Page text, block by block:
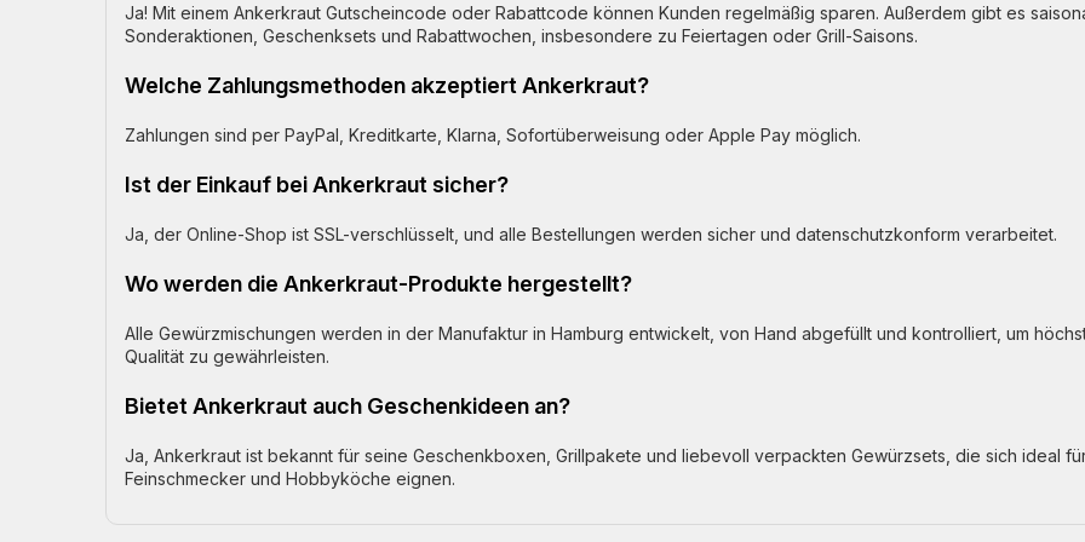
Ja! Mit einem Ankerkraut Gutscheincode oder Rabattcode können Kunden regelmäßig sparen. Außerdem gibt es
Sonderaktionen, Geschenksets und Rabattwochen, insbesondere zu Feiertagen oder Grill-Saisons.
Welche Zahlungsmethoden akzeptiert Ankerkraut?
Zahlungen sind per PayPal, Kreditkarte, Klarna, Sofortüberweisung oder Apple Pay möglich.
Ist der Einkauf bei Ankerkraut sicher?
Ja, der Online-Shop ist SSL-verschlüsselt, und alle Bestellungen werden sicher und datenschutzkonform verarbeitet.
Wo werden die Ankerkraut-Produkte hergestellt?
Alle Gewürzmischungen werden in der Manufaktur in Hamburg entwickelt, von Hand abgefüllt und kontrolliert, um
Qualität zu gewährleisten.
Bietet Ankerkraut auch Geschenkideen an?
Ja, Ankerkraut ist bekannt für seine Geschenkboxen, Grillpakete und liebevoll verpackten Gewürzsets, die sich ideal
Feinschmecker und Hobbyköche eignen.